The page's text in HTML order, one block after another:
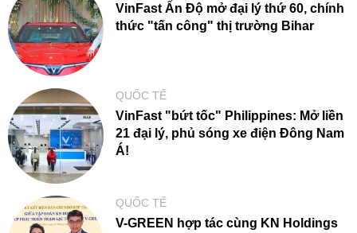
VinFast Ấn Độ mở đại lý thứ 60, chính
thức "tấn công" thị trường Bihar
QUỐC TẾ
VinFast "bứt tốc" Philippines: Mở liền
21 đại lý, phủ sóng xe điện Đông Nam
Á!
QUỐC TẾ
V-GREEN hợp tác cùng KN Holdings